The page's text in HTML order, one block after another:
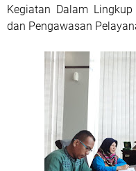
Kegiatan Dalam
dan Pengawasan